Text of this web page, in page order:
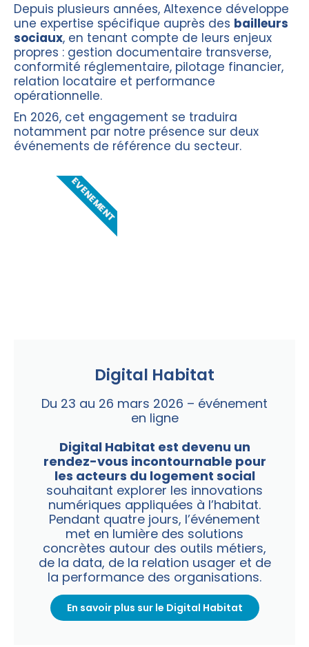
Depuis plusieurs années, Altexence développe
une expertise spécifique auprès des bailleurs
sociaux, en tenant compte de leurs enjeux
propres : gestion documentaire transverse,
conformité réglementaire, pilotage financier,
relation locataire et performance
opérationnelle.
En 2026, cet engagement se traduira
notamment par notre présence sur deux
événements de référence du secteur.
Digital Habitat
Du 23 au 26 mars 2026 – événement
en ligne
Digital Habitat est devenu un
rendez-vous incontournable pour
les acteurs du logement social
souhaitant explorer les innovations
numériques appliquées à l’habitat.
Pendant quatre jours, l’événement
met en lumière des solutions
concrètes autour des outils métiers,
de la data, de la relation usager et de
la performance des organisations.
En savoir plus sur le Digital Habitat
EVENEMENT